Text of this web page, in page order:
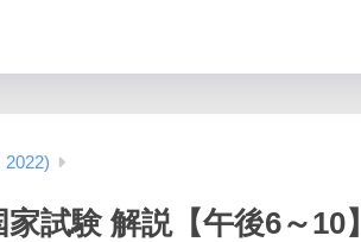
2022)
試験 解説【午後6～10】